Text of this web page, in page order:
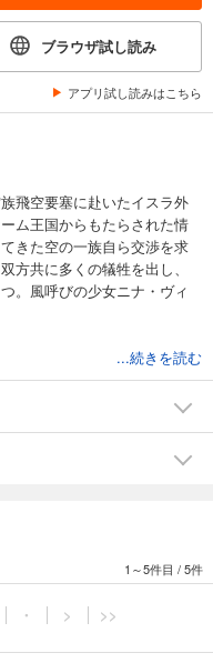
ブラウザ試し読み
アプリ試し読みはこちら
飛空要塞に赴いたイスラ外
ム王国からもたらされた情
きた空の一族自ら交渉を求
方共に多くの犠牲を出し、
。風呼びの少女ニナ・ヴィ
ることしかできないカルエ
ルエルは一介の飛空科生
思われた。しかし、休戦協
ルエルは告げる。
風呼びの少女。革命により
子。ふたりの選ぶ道、未来
...続きを読む
1～5件目 /5件
・ > >>